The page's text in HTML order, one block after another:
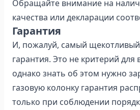
Обращайте внимание на
качества или декларации
Гарантия
И, пожалуй, самый
гарантия. Это не критерий для
однако знать об этом нужно
газовую колонку гарантия
только при соблюдении